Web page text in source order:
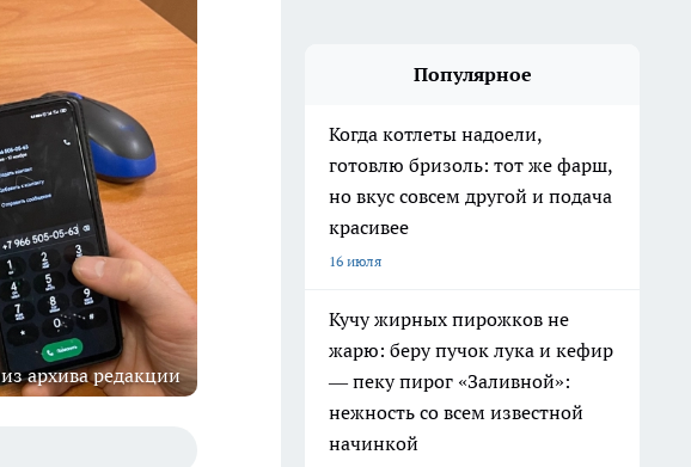
архива редакции
Популярное
Когда котлеты надоели,
готовлю бризоль: тот же фарш,
но вкус совсем другой и подача
красивее
16 июля
Кучу жирных пирожков не
жарю: беру пучок лука и кефир
— пеку пирог «Заливной»:
нежность со всем известной
начинкой